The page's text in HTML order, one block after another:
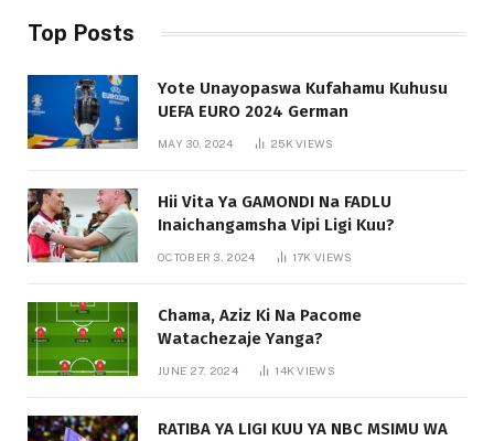
Top Posts
Yote Unayopaswa Kufahamu Kuhusu
UEFA EURO 2024 German
MAY 30, 2024 25KVIEWS
Hii Vita Ya GAMONDI Na FADLU
Inaichangamsha Vipi Ligi Kuu?
OCTOBER 3, 2024 17KVIEWS
Chama, Aziz Ki Na Pacome
Watachezaje Yanga?
JUNE 27, 2024 14KVIEWS
RATIBA YA LIGI KUU YA NBC MSIMU WA